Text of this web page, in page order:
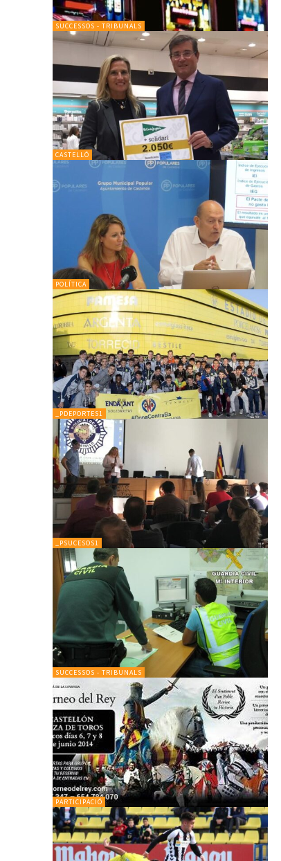
SUCCESSOS - TRIBUNALS
CASTELLÓ
POLÍTICA
_PDEPORTES1
_PSUCESOS1
SUCCESSOS - TRIBUNALS
PARTICIPACIÓ